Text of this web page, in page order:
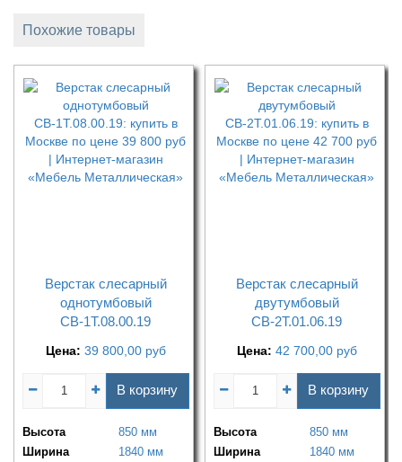
Похожие товары
Верстак слесарный
однотумбовый
СВ-1Т.08.00.19
Цена: 39 800,00 руб
В корзину
Высота
850 мм
Ширина
1840 мм
Верстак слесарный
двутумбовый
СВ-2Т.01.06.19
Цена: 42 700,00 руб
В корзину
Высота
850 мм
Ширина
1840 мм